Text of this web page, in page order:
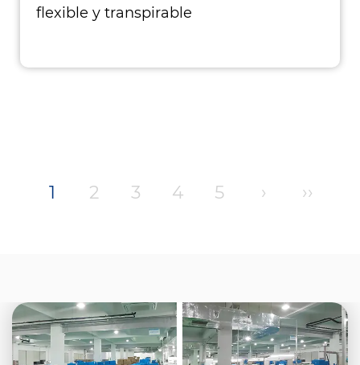
flexible y transpirable
1 2 3 4 5 › ››